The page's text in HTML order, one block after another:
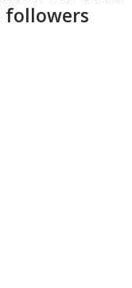
followers